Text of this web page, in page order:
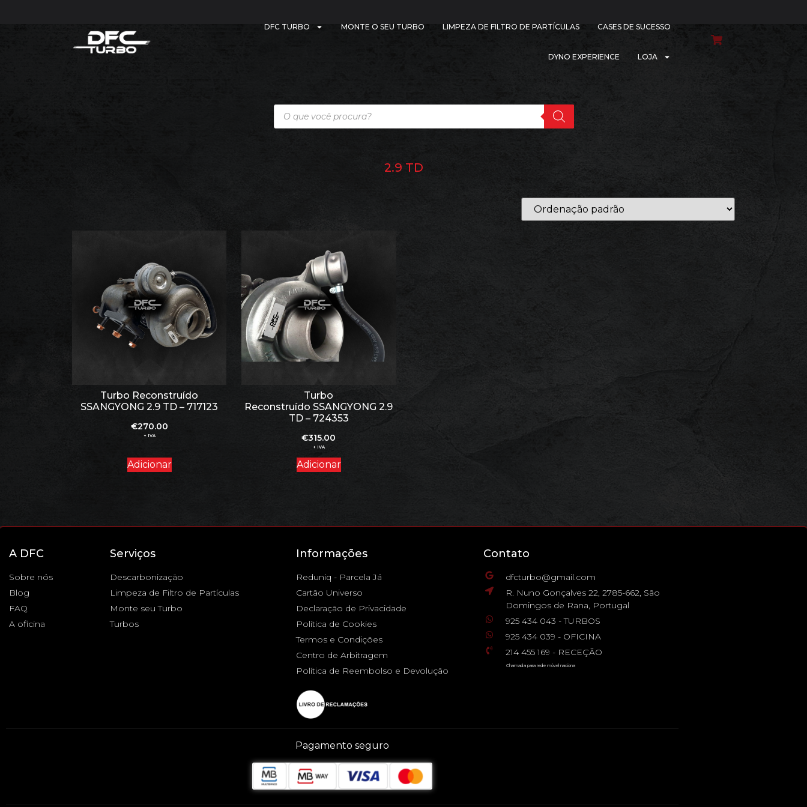
DFC TURBO MONTE O SEU TURBO LIMPEZA DE FILTRO DE PARTÍCULAS CASES DE SUCESSO
DYNO EXPERIENCE LOJA
2.9 TD
Turbo Reconstruído
SSANGYONG 2.9 TD – 717123
€270.00
+ IVA
Adicionar
Turbo
Reconstruído SSANGYONG 2.9
TD – 724353
€315.00
+ IVA
Adicionar
A DFC
Sobre nós
Blog
FAQ
A oficina
Serviços
Descarbonização
Limpeza de Filtro de Partículas
Monte seu Turbo
Turbos
Informações
Reduniq - Parcela Já
Cartão Universo
Declaração de Privacidade
Política de Cookies
Termos e Condições
Centro de Arbitragem
Política de Reembolso e Devolução
Contato
dfcturbo@gmail.com
R. Nuno Gonçalves 22, 2785-662, São
Domingos de Rana, Portugal
925 434 043 - TURBOS
925 434 039 - OFICINA
214 455 169 - RECEÇÃO
Chamada para rede móvel naciona
Pagamento seguro